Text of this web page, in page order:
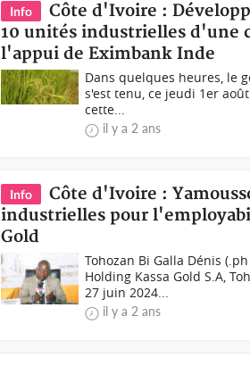
Info
Côte d'Ivoire :
10 unités industrielles d'une
l'appui de Eximbank Inde
Dans quelques heures, le
s'est tenu, ce jeudi 1er
cette...
il y a 2 ans
Info
Côte d'Ivoire :
industrielles pour
Gold
Tohozan Bi Galla Dénis
Holding Kassa Gold S.A,
27 juin 2024...
il y a 2 ans